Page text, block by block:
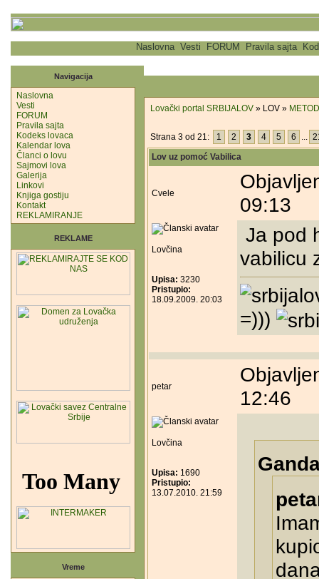
Naslovna Vesti FORUM Pravila sajta
Navigacija
Naslovna
Vesti
FORUM
Pravila sajta
Kodeks lovaca
Kalendar lova
Članci o lovu
Sajmovi lova
Galerija
Linkovi
Knjiga gostiju
Kontakt
REKLAMIRANJE
REKLAME
Vreme
Lovački portal SRBIJALOV » LOV »
Strana 3 od 21: 1 2 3 4 5 6 ...
Lov uz pomoć Vabilica
Cvele
09:13
Lovčina
Upisa: 3230
Pristupio:
18.09.2009. 20:03
Ja pod
vabilicu
=)))
petar
12:46
Lovčina
Upisa: 1690
Pristupio:
13.07.2010. 21:59